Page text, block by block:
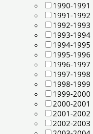
1990-1991
1991-1992
1992-1993
1993-1994
1994-1995
1995-1996
1996-1997
1997-1998
1998-1999
1999-2000
2000-2001
2001-2002
2002-2003